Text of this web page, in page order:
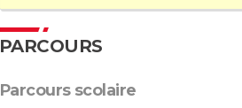
PARCOURS
Parcours scolaire